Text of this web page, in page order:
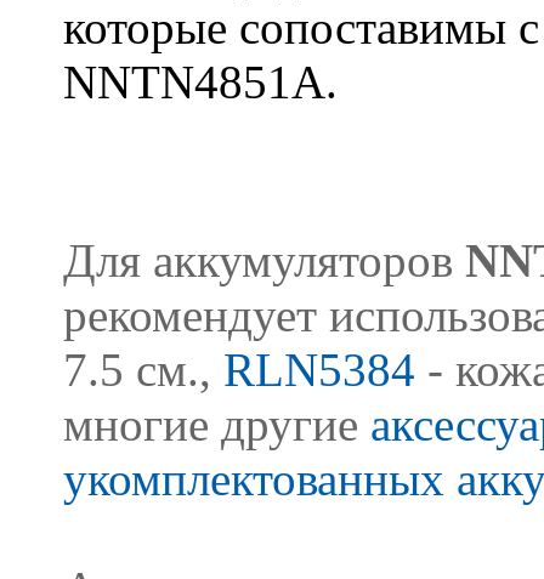
которые сопоставимы
NNTN4851A.
Для аккумуляторов
рекомендует
7.5 см., RLN5384 -
многие другие
укомплектованных